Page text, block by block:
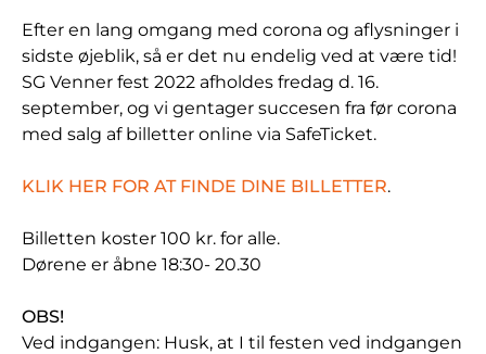
Efter en lang omgang med corona og aflysninger i
sidste øjeblik, så er det nu endelig ved at være tid!
SG Venner fest 2022 afholdes fredag d. 16.
september, og vi gentager succesen fra før corona
med salg af billetter online via SafeTicket.
KLIK HER FOR AT FINDE DINE BILLETTER.
Billetten koster 100 kr. for alle.
Dørene er åbne 18:30- 20.30
OBS!
Ved indgangen: Husk, at I til festen ved indgangen